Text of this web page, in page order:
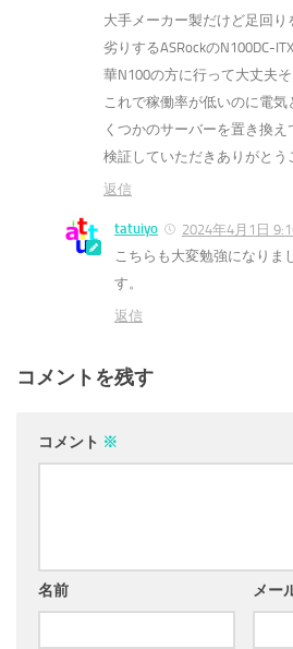
大手メーカー製だけど足回
劣りするASRockのN100DC-
華N100の方に行って大丈夫そ
これで稼働率が低いのに電
くつかのサーバーを置き換え
検証していただきありがとう
返信
tatuiyo
2024年4月1日
こちらも大変勉強になりま
す。
返信
コメントを残す
コメント ※
名前 メー